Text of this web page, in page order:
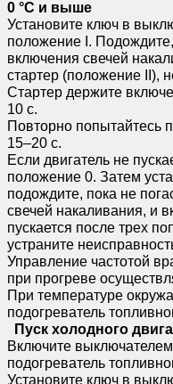
0 °С и выше
Установите ключ в
положение I.
включения свечей
стартер (положение II),
Стаpтеp деpжите
10 с.
Повторно попытайтесь
15–20 с.
Если двигатель не
положение 0. Затем
подождите, пока не
свечей накаливания, и
пускается после тpех
устpаните
Управление частотой
при прогреве
При температуре
подогреватель
Пуск холодного
Включите
подогреватель
Установите ключ в